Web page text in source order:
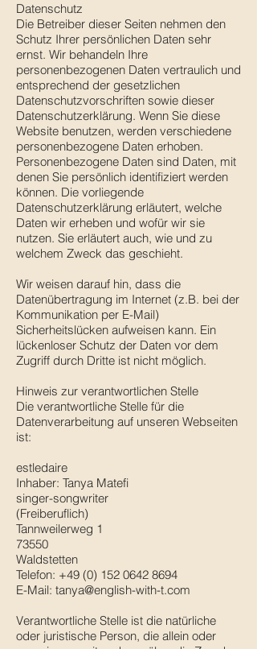
Datenschutz
Die Betreiber dieser Seiten nehmen den
Schutz Ihrer persönlichen Daten sehr
ernst. Wir behandeln Ihre
personenbezogenen Daten vertraulich und
entsprechend der gesetzlichen
Datenschutzvorschriften sowie dieser
Datenschutzerklärung. Wenn Sie diese
Website benutzen, werden verschiedene
personenbezogene Daten erhoben.
Personenbezogene Daten sind Daten, mit
denen Sie persönlich identifiziert werden
können. Die vorliegende
Datenschutzerklärung erläutert, welche
Daten wir erheben und wofür wir sie
nutzen. Sie erläutert auch, wie und zu
welchem Zweck das geschieht.
Wir weisen darauf hin, dass die
Datenübertragung im Internet (z.B. bei der
Kommunikation per E-Mail)
Sicherheitslücken aufweisen kann. Ein
lückenloser Schutz der Daten vor dem
Zugriff durch Dritte ist nicht möglich.
Hinweis zur verantwortlichen Stelle
Die verantwortliche Stelle für die
Datenverarbeitung auf unseren Webseiten
ist:
estledaire
Inhaber: Tanya Matefi
singer-songwriter
(Freiberuflich)
Tannweilerweg 1
73550
Waldstetten
Telefon: +49 (0) 152 0642 8694
E-Mail: tanya@english-with-t.com
Verantwortliche Stelle ist die natürliche
oder juristische Person, die allein oder